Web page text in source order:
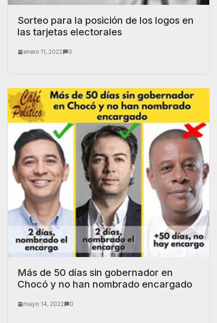
Sorteo para la posición de los logos en
las tarjetas electorales
enero 11, 2022 0
Más de 50 días sin gobernador en
Chocó y no han nombrado encargado
mayo 14, 2022 0